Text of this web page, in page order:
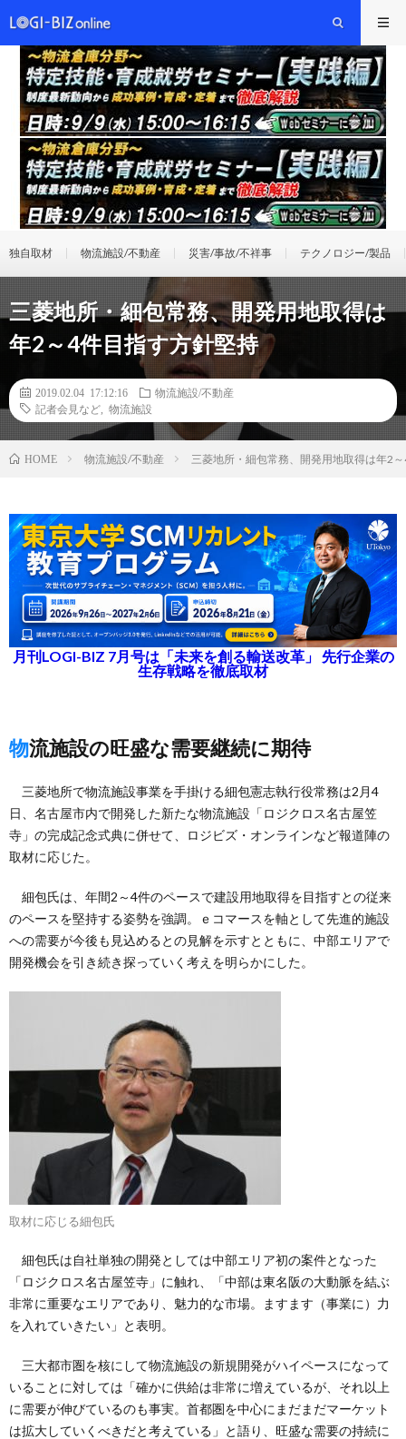
独自取材 物流施設/不動産 災害/事故/不祥事 テクノロジー/製品
三菱地所・細包常務、開発用地取得は
年2～4件目指す方針堅持
2019.02.04 17:12:16
物流施設/不動産
記者会見など
物流施設
HOME 物流施設/不動産 三菱地所・細包常務、開発用地取得は年2
月刊LOGI-BIZ 7月号は「未来を創る輸送改革」 先行企業の
生存戦略を徹底取材
物流施設の旺盛な需要継続に期待
三菱地所で物流施設事業を手掛ける細包憲志執行役常務は2月4
日、名古屋市内で開発した新たな物流施設「ロジクロス名古屋笠
寺」の完成記念式典に併せて、ロジビズ・オンラインなど報道陣の
取材に応じた。
細包氏は、年間2～4件のペースで建設用地取得を目指すとの従来
のペースを堅持する姿勢を強調。ｅコマースを軸として先進的施設
への需要が今後も見込めるとの見解を示すとともに、中部エリアで
開発機会を引き続き探っていく考えを明らかにした。
取材に応じる細包氏
細包氏は自社単独の開発としては中部エリア初の案件となった
「ロジクロス名古屋笠寺」に触れ、「中部は東名阪の大動脈を結ぶ
非常に重要なエリアであり、魅力的な市場。ますます（事業に）力
を入れていきたい」と表明。
三大都市圏を核にして物流施設の新規開発がハイペースになって
いることに対しては「確かに供給は非常に増えているが、それ以上
に需要が伸びているのも事実。首都圏を中心にまだまだマーケット
は拡大していくべきだと考えている」と語り、旺盛な需要の持続に